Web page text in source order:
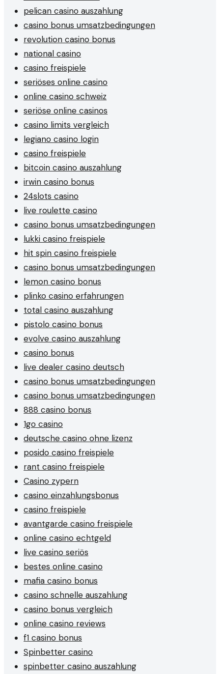
pelican casino auszahlung
casino bonus umsatzbedingungen
revolution casino bonus
national casino
casino freispiele
seriöses online casino
online casino schweiz
seriöse online casinos
casino limits vergleich
legiano casino login
casino freispiele
bitcoin casino auszahlung
irwin casino bonus
24slots casino
live roulette casino
casino bonus umsatzbedingungen
lukki casino freispiele
hit spin casino freispiele
casino bonus umsatzbedingungen
lemon casino bonus
plinko casino erfahrungen
total casino auszahlung
pistolo casino bonus
evolve casino auszahlung
casino bonus
live dealer casino deutsch
casino bonus umsatzbedingungen
casino bonus umsatzbedingungen
888 casino bonus
1go casino
deutsche casino ohne lizenz
posido casino freispiele
rant casino freispiele
Casino zypern
casino einzahlungsbonus
casino freispiele
avantgarde casino freispiele
online casino echtgeld
live casino seriös
bestes online casino
mafia casino bonus
casino schnelle auszahlung
casino bonus vergleich
online casino reviews
f1 casino bonus
Spinbetter casino
spinbetter casino auszahlung